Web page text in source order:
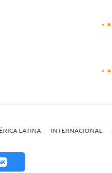
LATINA INTERNACIONAL